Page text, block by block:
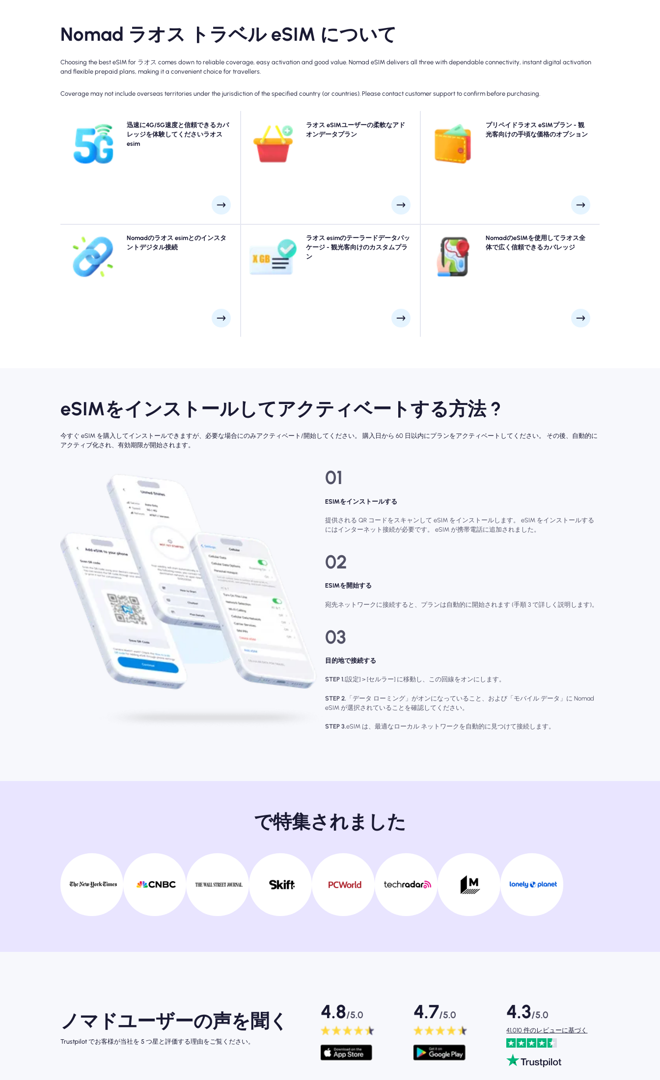
Nomad ラオス トラベル eSIM について
Choosing the best eSIM for ラオス comes down to reliable coverage, easy activation and good value. Nomad eSIM delivers all three with dependable connectivity, instant digital activation
and flexible prepaid plans, making it a convenient choice for travellers.
Coverage may not include overseas territories under the jurisdiction of the specified country (or countries). Please contact customer support to confirm before purchasing.
迅速に4G/5G速度と信頼できるカバ
レッジを体験してくださいラオス
esim
Nomadのラオス Travel eSIMとの燃えるような4G接続を
体験してください。 カバレッジは場所と時刻によって
異なる場合があるため、特定のネットワークの可用性と
速度については、プランの詳細を確認してください。
ラオス eSIMユーザーの柔軟なアド
オンデータプラン
より多くのデータが必要ですか、それとも計画を拡張し
ますか？ ラオス eSIMにアドオンを購入して、シームレ
スな5G/4G接続を楽しんでいます。 最初のプランが切
れると、アドオンが中断することなく接続する自動的に
プリペイドラオス eSIMプラン - 観
光客向けの手頃な価格のオプション
手間のかからない4G/5G接続のプリペイドラオス eSIM
プランを選択してください。 旅行後の請求の驚きを避
け、データの使用とコストを完全に制御するために前払
Nomadのラオス esimとのインスタ
ントデジタル接続
キューをスキップして、物理的なシムを忘れてくださ
い。 Nomad ラオス esimをデバイスから即座にアクティ
ブにして、4G/5Gをすばやく接続します。 手間や遅延
なしで空港に到着した瞬間にオンラインで入手してくだ
ラオス esimのテーラードデータパッ
ケージ - 観光客向けのカスタムプラ
ン
ルアンパバーン, ビエンチャン, パクセ ラムまたはラオス
のどこにでも旅行しますか？ シームレスな4G/5G接続
で、あらゆるニーズに合わせて設計されたラオス eSIM
データパッケージから選択します。 いくつかのeSIMに
は手動でのアクティベーションが必要です。インストー
NomadのeSIMを使用してラオス全
体で広く信頼できるカバレッジ
Nomadのラオス esimを使用して自信を持ってラオスを
探索し、ルアンパバーン, ビエンチャン, パクセ ラムなど
の主要都市からリモートの風光明媚なスポットに信頼で
きる4G/5Gカバレッジを提供します。 あなたの冒険が
あなたをどこに連れて行っても、つながりを維持してく
eSIMをインストールしてアクティベートする方法 ?
今すぐ eSIM を購入してインストールできますが、必要な場合にのみアクティベート/開始してください。 購入日から 60 日以内にプランをアクティベートしてください。 その後、自動的に
アクティブ化され、有効期限が開始されます。
01
ESIMをインストールする
提供される QR コードをスキャンして eSIM をインストールします。 eSIM をインストールする
にはインターネット接続が必要です。 eSIM が携帯電話に追加されました。
02
ESIMを開始する
宛先ネットワークに接続すると、プランは自動的に開始されます (手順 3 で詳しく説明します)。
03
目的地で接続する
STEP 1.[設定] > [セルラー] に移動し、この回線をオンにします。
STEP 2. 「データ ローミング」がオンになっていること、および「モバイル データ」に Nomad
eSIM が選択されていることを確認してください。
STEP 3.eSIM は、最適なローカル ネットワークを自動的に見つけて接続します。
で特集されました
ノマドユーザーの声を聞く
Trustpilot でお客様が当社を 5 つ星と評価する理由をご覧ください。
4.8/5.0 4.7/5.0 4.3/5.0
41,010 件のレビューに基づく